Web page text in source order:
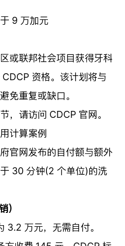
9 万加元
或联邦社会项目获得牙科
资格。该计划将与
免重复或缺口。
，请访问 CDCP 官网。
计算案例
官网发布的自付额与额外
30 分钟(2 个单位)的洗
）
3.2 万元，无需自付。